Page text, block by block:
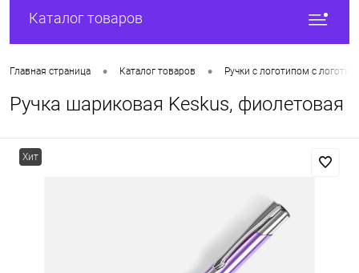
Каталог товаров
Главная страница • Каталог товаров • Ручки с логотипом с
Ручка шариковая Keskus, фиолетовая
Хит